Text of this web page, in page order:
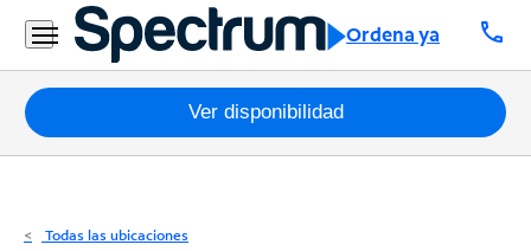
Ordena ya call
Residencial
Business
Paquetes
Internet
Ver disponibilidad
Todas las ubicaciones